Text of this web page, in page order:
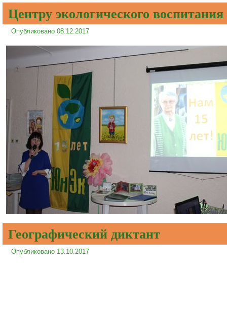
Центру экологического
Опубликовано 08.12.2017
Географический диктант
Опубликовано 13.10.2017